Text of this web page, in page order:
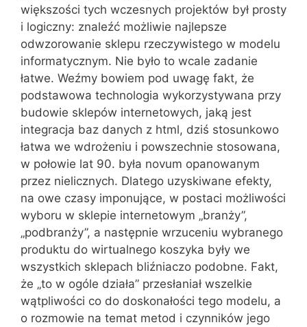
większości tych wczesnych projektów był prosty
i logiczny: znaleźć możliwie najlepsze
odwzorowanie sklepu rzeczywistego w modelu
informatycznym. Nie było to wcale zadanie
łatwe. Weźmy bowiem pod uwagę fakt, że
podstawowa technologia wykorzystywana przy
budowie sklepów internetowych, jaką jest
integracja baz danych z html, dziś stosunkowo
łatwa we wdrożeniu i powszechnie stosowana,
w połowie lat 90. była novum opanowanym
przez nielicznych. Dlatego uzyskiwane efekty,
na owe czasy imponujące, w postaci możliwości
wyboru w sklepie internetowym „branży”,
„podbranży”, a następnie wrzuceniu wybranego
produktu do wirtualnego koszyka były we
wszystkich sklepach bliźniaczo podobne. Fakt,
że „to w ogóle działa” przesłaniał wszelkie
wątpliwości co do doskonałości tego modelu, a
o rozmowie na temat metod i czynników jego